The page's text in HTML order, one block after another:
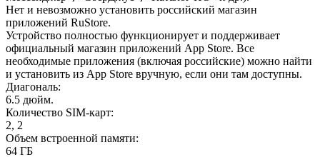
Нет и невозможно установить российский магазин
приложений RuStore.
Устройство полностью функционирует и поддерживает
официальный магазин приложений App Store. Все
необходимые приложения (включая российские) можно найти
и установить из App Store вручную, если они там доступны.
Диагональ:
6.5 дюйм.
Количество SIM-карт:
2, 2
Объем встроенной памяти:
64 ГБ